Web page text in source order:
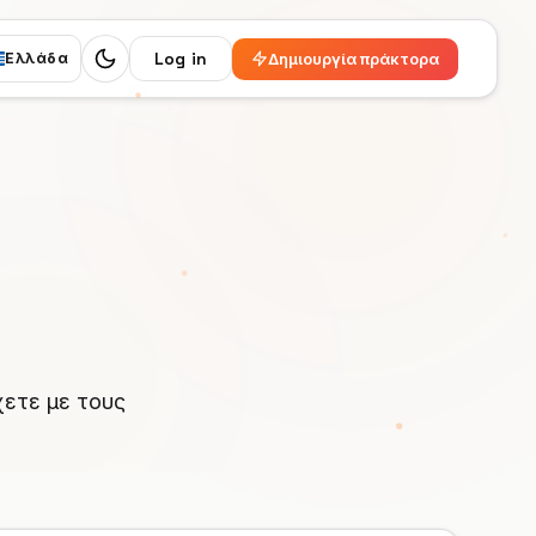
Ελλάδα
Switch to dark mode
Log in Δημιουργία πράκτορα
με τους